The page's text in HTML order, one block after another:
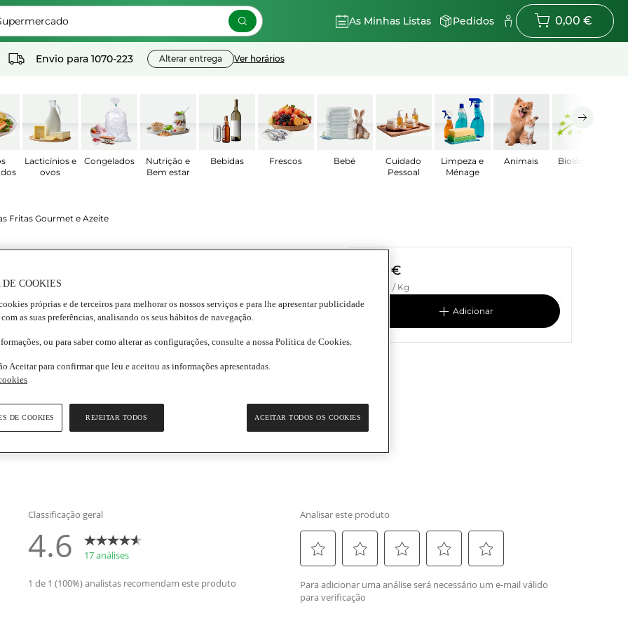
As Minhas Listas Pedidos 0,00 €
Envio para 1070-223 Alterar entrega Ver horários
Lacticínios e
ovos
Congelados
Nutrição e
Bem estar
Bebidas Frescos Bebé
Cuidado
Pessoal
Limpeza e
Ménage
Animais Biológicos
Fritas Gourmet e Azeite
4.6
nutricional
gerais
de segurança do produto
2,69 €
17,93 € / Kg
adicionar
COOKIES
próprias e de terceiros para melhorar os nossos serviços e para lhe apresentar publicidade
as suas preferências, analisando os seus hábitos de navegação.
ou para saber como alterar as configurações, consulte a nossa Política de Cookies.
Aceitar para confirmar que leu e aceitou as informações apresentadas.
REJEITAR TODOS ACEITAR TODOS OS COOKIES
DE COOKIES